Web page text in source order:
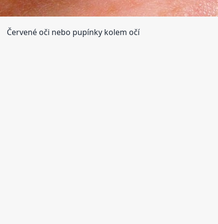
Červené oči nebo pupínky kolem očí